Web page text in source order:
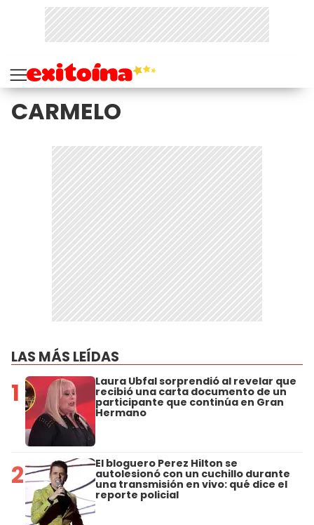
CARMELO
LAS MÁS LEÍDAS
1 Laura Ubfal sorprendió al revelar que
recibió una carta documento de un
participante que continúa en Gran
Hermano
2 El bloguero Perez Hilton se
autolesionó con un cuchillo durante
una transmisión en vivo: qué dice el
reporte policial